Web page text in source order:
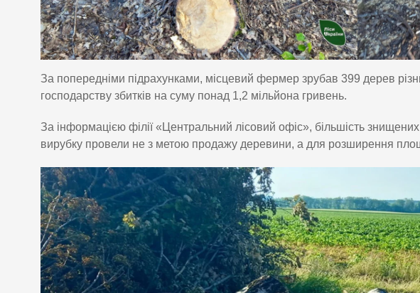
За попередніми підрахунками, місцевий фермер зрубав 399 дерев
господарству збитків на суму понад 1,2 мільйона гривень.
За інформацією філії «Центральний лісовий офіс», більшість
вирубку провели не з метою продажу деревини, а для розширення